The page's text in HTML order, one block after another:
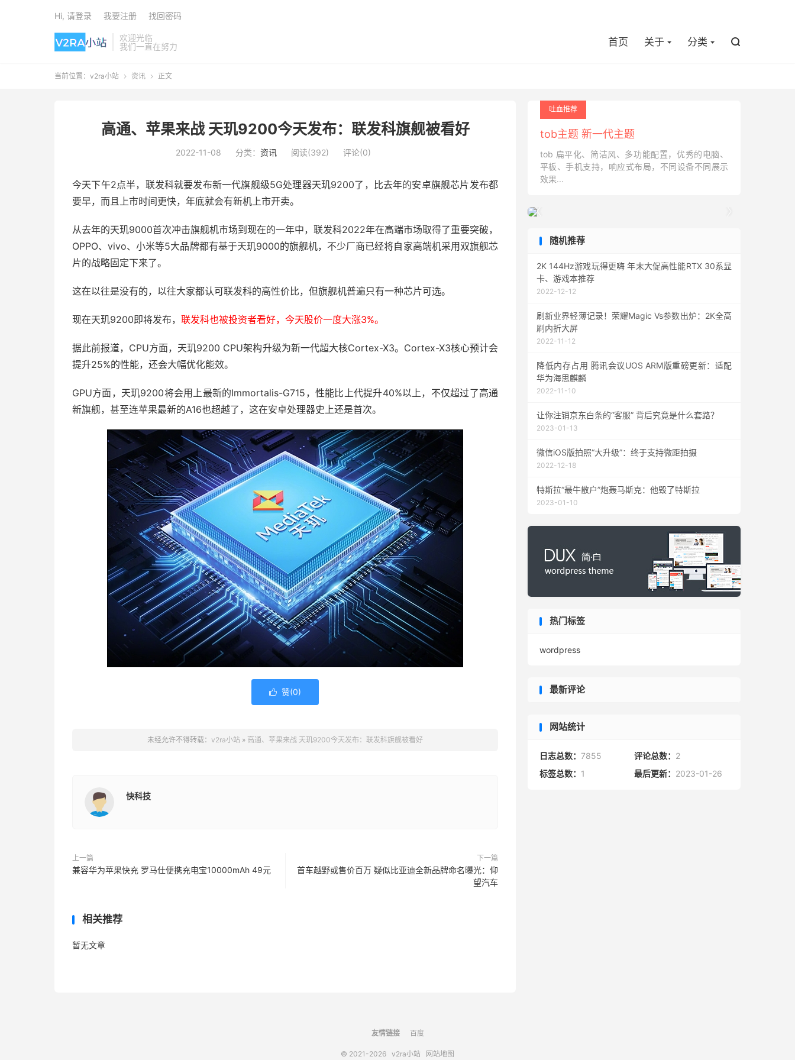
欢迎光临
我们一直在努力
首页 关于 分类 
Hi, 请登录 我要注册 找回密码
当前位置： v2ra小站  资讯  正文
高通、苹果来战 天玑9200今天发布：联发科旗舰被看好
2022-11-08 分类： 资讯 阅读(392) 评论(0)
今天下午2点半，联发科就要发布新一代旗舰级5G处理器天玑9200了，比去年的安卓旗舰芯片发布都
要早，而且上市时间更快，年底就会有新机上市开卖。
从去年的天玑9000首次冲击旗舰机市场到现在的一年中，联发科2022年在高端市场取得了重要突破，
OPPO、vivo、小米等5大品牌都有基于天玑9000的旗舰机，不少厂商已经将自家高端机采用双旗舰芯
片的战略固定下来了。
这在以往是没有的，以往大家都认可联发科的高性价比，但旗舰机普遍只有一种芯片可选。
现在天玑9200即将发布， 联发科也被投资者看好，今天股价一度大涨3%。
据此前报道，CPU方面，天玑9200 CPU架构升级为新一代超大核Cortex-X3。Cortex-X3核心预计会
提升25%的性能，还会大幅优化能效。
GPU方面，天玑9200将会用上最新的Immortalis-G715，性能比上代提升40%以上，不仅超过了高通
新旗舰，甚至连苹果最新的A16也超越了，这在安卓处理器史上还是首次。
 赞(0)
未经允许不得转载： v2ra小站 » 高通、苹果来战 天玑9200今天发布：联发科旗舰被看好
快科技
上一篇
兼容华为苹果快充 罗马仕便携充电宝10000mAh 49元
下一篇
首车越野或售价百万 疑似比亚迪全新品牌命名曝光：仰
望汽车
相关推荐
暂无文章
吐血推荐
tob主题 新一代主题
tob 扁平化、简洁风、多功能配置，优秀的电脑、
平板、手机支持，响应式布局，不同设备不同展示
效果...

随机推荐
2K 144Hz游戏玩得更嗨 年末大促高性能RTX 30系显
卡、游戏本推荐
2022-12-12
刷新业界轻薄记录！荣耀Magic Vs参数出炉：2K全高
刷内折大屏
2022-11-12
降低内存占用 腾讯会议UOS ARM版重磅更新：适配
华为海思麒麟
2022-11-10
让你注销京东白条的“客服” 背后究竟是什么套路？
2023-01-13
微信iOS版拍照“大升级”：终于支持微距拍摄
2022-12-18
特斯拉“最牛散户”炮轰马斯克：他毁了特斯拉
2023-01-10
热门标签
wordpress
最新评论
网站统计
日志总数： 7855 评论总数： 2
标签总数： 1 最后更新： 2023-01-26
友情链接 百度
© 2021-2026 v2ra小站 网站地图